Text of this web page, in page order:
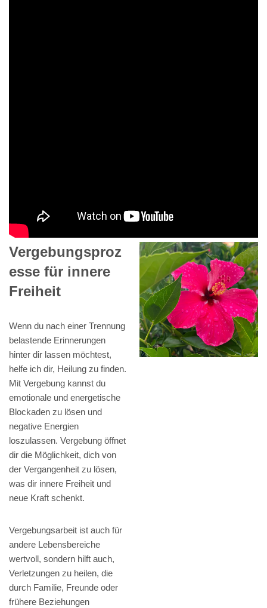
Vergebungsproz
esse für innere
Freiheit
Wenn du nach einer Trennung
belastende Erinnerungen
hinter dir lassen möchtest,
helfe ich dir, Heilung zu finden.
Mit Vergebung kannst du
emotionale und energetische
Blockaden zu lösen und
negative Energien
loszulassen. Vergebung öffnet
dir die Möglichkeit, dich von
der Vergangenheit zu lösen,
was dir innere Freiheit und
neue Kraft schenkt.
Vergebungsarbeit ist auch für
andere Lebensbereiche
wertvoll, sondern hilft auch,
Verletzungen zu heilen, die
durch Familie, Freunde oder
frühere Beziehungen